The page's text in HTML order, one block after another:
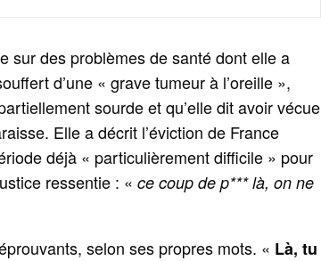
sur des problèmes de santé dont elle a
d’une « grave tumeur à l’oreille »,
sourde et qu’elle dit avoir vécue
Elle a décrit l’éviction de France
déjà « particulièrement difficile » pour
ressentie : «ce coup de p*** là, on ne
selon ses propres mots. « Là, tu